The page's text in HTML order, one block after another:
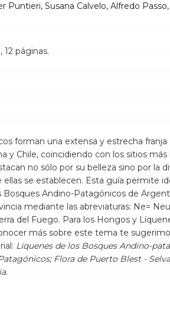
Puntieri, Susana Calvelo, Alfredo
páginas.
forman una extensa y estrecha franja
y Chile, coincidiendo con los sitios
no sólo por su belleza sino por la
se establecen. Esta guía permite
Andino-Patagónicos de
mediante las abreviaturas: Ne=
del Fuego. Para los Hongos y
más sobre este tema te
Líquenes de los Bosques Andino-
Flora de Puerto Blest -